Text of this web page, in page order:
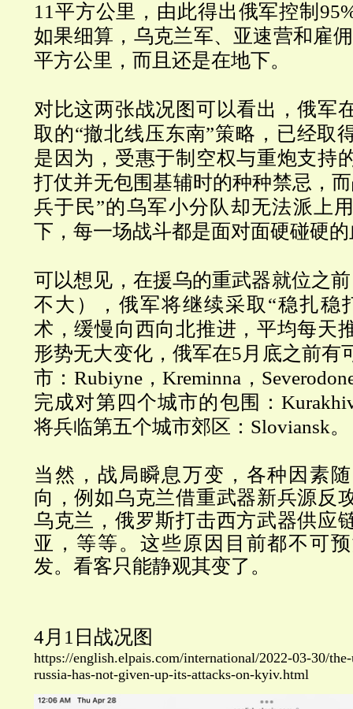
11 平方公里，由此得出俄军控制
如果细算，乌克兰军、亚速营和雇
平方公里，而且还是在地下。
对比这两张战况图可以看出，俄军
取的“撤北线压东南”策略，已经取
是因为，受惠于制空权与重炮支持
打仗并无包围基辅时的种种禁忌，
兵于民”的乌军小分队却无法派上
下，每一场战斗都是面对面硬碰硬
可以想见，在援乌的重武器就位之
不大），俄军将继续采取“稳扎稳
术，缓慢向西向北推进，平均每天
形势无大变化，俄军在5月底之前有
市：Rubiyne，Kreminna，
完成对第四个城市的包围：
将兵临第五个城市郊区：Sloviansk。
当然，战局瞬息万变，各种因素
向，例如乌克兰借重武器新兵源反
乌克兰，俄罗斯打击西方武器供应
亚，等等。这些原因目前都不可
发。看客只能静观其变了。
4月1日战况图
https://english.elpais.com/international/2022-03-30/
russia-has-not-given-up-its-attacks-on-kyiv.html